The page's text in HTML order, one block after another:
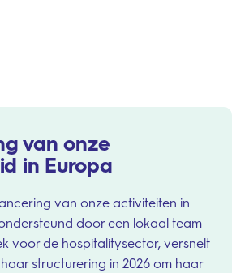
van onze
in Europa
van onze activiteiten in
door een lokaal team
voor de hospitalitysector, versnelt
structurering in 2026 om haar